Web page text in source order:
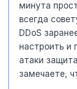
минута
всегда
DDoS
настроить и
атаки
замечаете,